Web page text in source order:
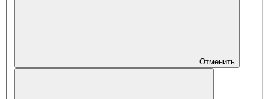
Отменить